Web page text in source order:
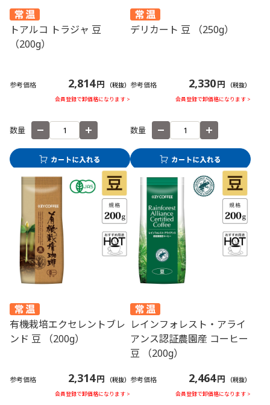
トアルコ トラジャ 豆
（200g）
参考価格 2,814円 （税抜）
会員登録で卸価格になります >
数量
デリカート 豆 （250g）
参考価格 2,330円 （税抜）
会員登録で卸価格になります >
数量
有機栽培エクセレントブレ
ンド 豆 （200g）
参考価格 2,314円 （税抜）
会員登録で卸価格になります >
レインフォレスト・アライ
アンス認証農園産 コーヒー
豆 （200g）
参考価格 2,464円 （税抜）
会員登録で卸価格になります >